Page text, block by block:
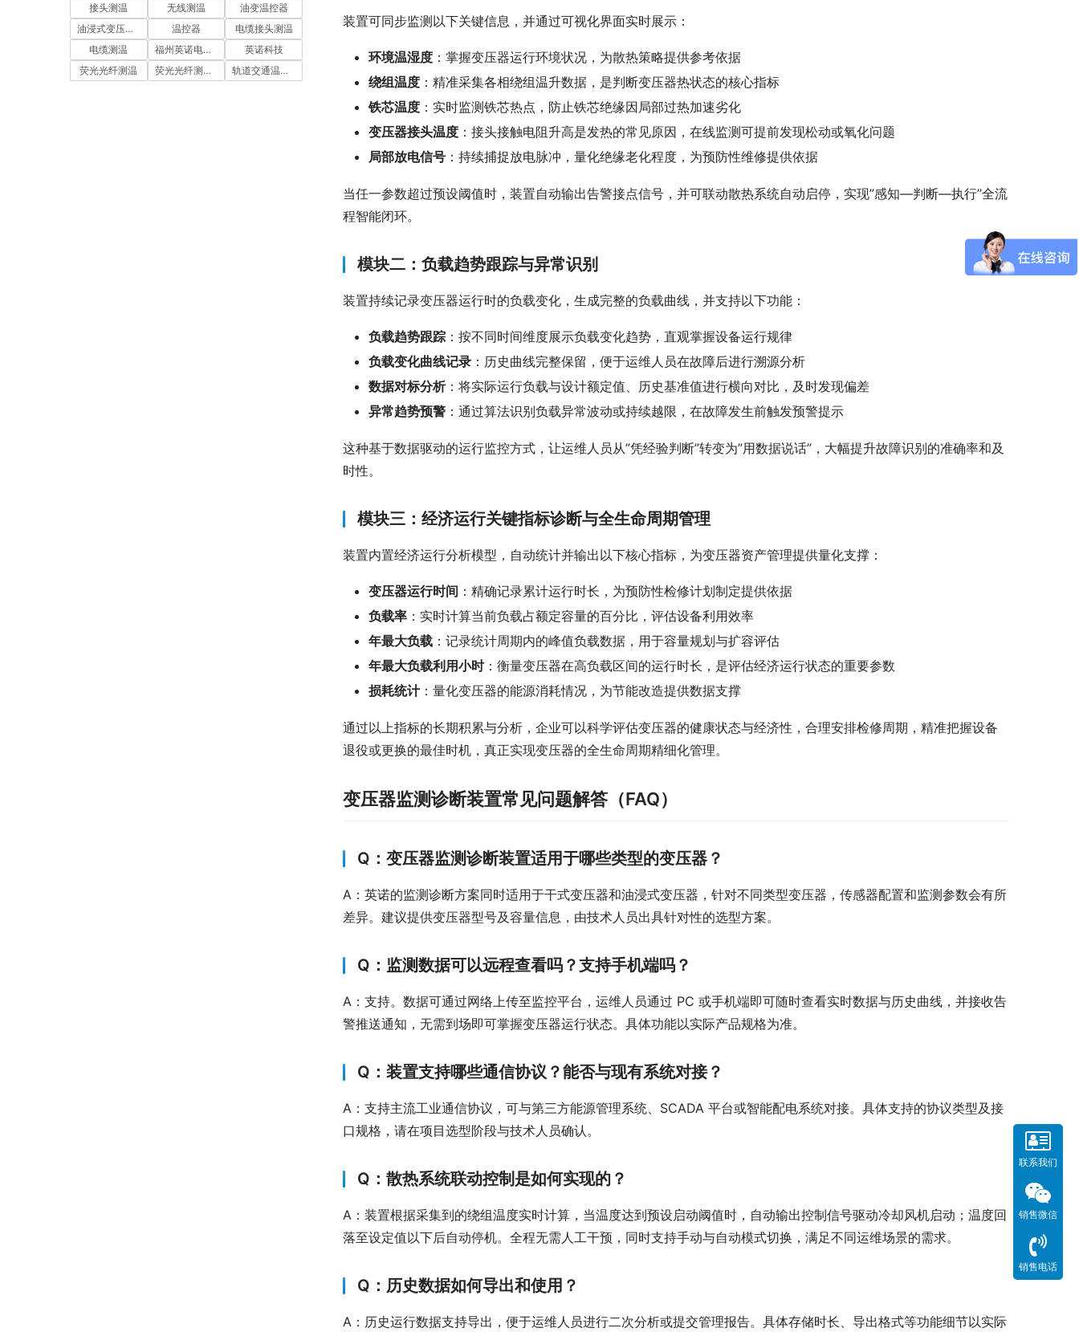
装置可同步监测以下关键信息，并通过可视化界面实时展示：
环境温湿度 ：掌握变压器运行环境状况，为散热策略提供参考依据
绕组温度 ：精准采集各相绕组温升数据，是判断变压器热状态的核心指标
铁芯温度 ：实时监测铁芯热点，防止铁芯绝缘因局部过热加速劣化
变压器接头温度 ：接头接触电阻升高是发热的常见原因，在线监测可提前发现松动或氧化问题
局部放电信号 ：持续捕捉放电脉冲，量化绝缘老化程度，为预防性维修提供依据
当任一参数超过预设阈值时，装置自动输出告警接点信号，并可联动散热系统自动启停，实现”感知—判断—执行”全流
程智能闭环。
模块二：负载趋势跟踪与异常识别
装置持续记录变压器运行时的负载变化，生成完整的负载曲线，并支持以下功能：
负载趋势跟踪 ：按不同时间维度展示负载变化趋势，直观掌握设备运行规律
负载变化曲线记录 ：历史曲线完整保留，便于运维人员在故障后进行溯源分析
数据对标分析：将实际运行负载与设计额定值、历史基准值进行横向对比，及时发现偏差
异常趋势预警 ：通过算法识别负载异常波动或持续越限，在故障发生前触发预警提示
这种基于数据驱动的运行监控方式，让运维人员从”凭经验判断”转变为”用数据说话”，大幅提升故障识别的准确率和及
时性。
模块三：经济运行关键指标诊断与全生命周期管理
装置内置经济运行分析模型，自动统计并输出以下核心指标，为变压器资产管理提供量化支撑：
变压器运行时间 ：精确记录累计运行时长，为预防性检修计划制定提供依据
负载率 ：实时计算当前负载占额定容量的百分比，评估设备利用效率
年最大负载 ：记录统计周期内的峰值负载数据，用于容量规划与扩容评估
年最大负载利用小时：衡量变压器在高负载区间的运行时长，是评估经济运行状态的重要参数
损耗统计：量化变压器的能源消耗情况，为节能改造提供数据支撑
通过以上指标的长期积累与分析，企业可以科学评估变压器的健康状态与经济性，合理安排检修周期，精准把握设备
退役或更换的最佳时机，真正实现变压器的全生命周期精细化管理。
变压器监测诊断装置常见问题解答（FAQ）
Q：变压器监测诊断装置适用于哪些类型的变压器？
A：英诺的监测诊断方案同时适用于干式变压器和油浸式变压器，针对不同类型变压器，传感器配置和监测参数会有所
差异。建议提供变压器型号及容量信息，由技术人员出具针对性的选型方案。
Q：监测数据可以远程查看吗？支持手机端吗？
A：支持。数据可通过网络上传至监控平台，运维人员通过 PC 或手机端即可随时查看实时数据与历史曲线，并接收告
警推送通知，无需到场即可掌握变压器运行状态。具体功能以实际产品规格为准。
Q：装置支持哪些通信协议？能否与现有系统对接？
A：支持主流工业通信协议，可与第三方能源管理系统、SCADA 平台或智能配电系统对接。具体支持的协议类型及接
口规格，请在项目选型阶段与技术人员确认。
Q：散热系统联动控制是如何实现的？
A：装置根据采集到的绕组温度实时计算，当温度达到预设启动阈值时，自动输出控制信号驱动冷却风机启动；温度回
落至设定值以下后自动停机。全程无需人工干预，同时支持手动与自动模式切换，满足不同运维场景的需求。
Q：历史数据如何导出和使用？
A：历史运行数据支持导出，便于运维人员进行二次分析或提交管理报告。具体存储时长、导出格式等功能细节以实际
接头测温
无线测温
油变温控器
油浸式变压器测温
温控器
电缆接头测温
电缆测温
福州英诺电子科技有限公司
英诺科技
荧光光纤测温
荧光光纤测温系统 轨道交通温控器
联系我们
销售微信
销售电话